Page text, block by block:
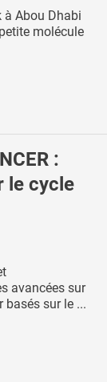
à Abou Dhabi
molécule
:
le cycle
avancées sur
basés sur le ...